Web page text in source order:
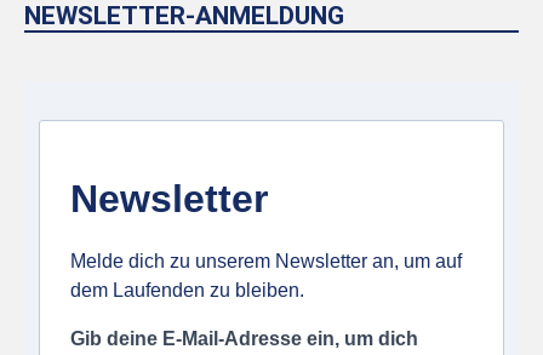
NEWSLETTER-ANMELDUNG
Newsletter
Melde dich zu unserem Newsletter an, um auf
dem Laufenden zu bleiben.
Gib deine E-Mail-Adresse ein, um dich